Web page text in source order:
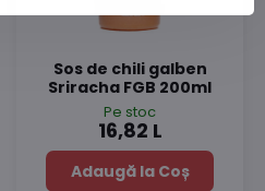
Sos de chili galben
Sriracha FGB 200ml
Pe stoc
16,82 L
Adaugă la Coș